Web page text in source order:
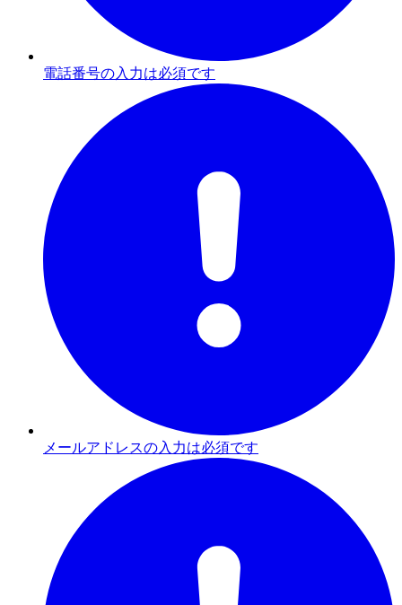
電話番号の入力は必須です
メールアドレスの入力は必須です